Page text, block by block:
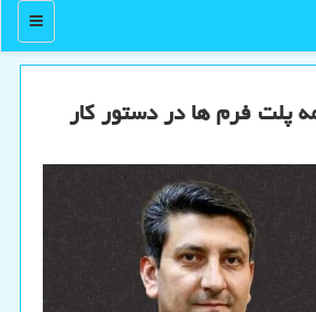
منو
پلت فرم ها در دستور کار